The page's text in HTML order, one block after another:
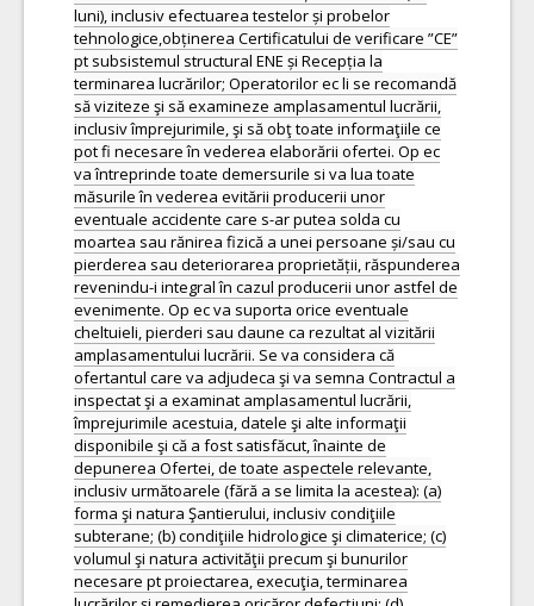
luni), inclusiv efectuarea testelor și probelor
tehnologice,obținerea Certificatului de verificare ”CE”
pt subsistemul structural ENE și Recepția la
terminarea lucrărilor; Operatorilor ec li se recomandă
să viziteze şi să examineze amplasamentul lucrării,
inclusiv împrejurimile, şi să obţ toate informaţiile ce
pot fi necesare în vederea elaborării ofertei. Op ec
va întreprinde toate demersurile si va lua toate
măsurile în vederea evitării producerii unor
eventuale accidente care s-ar putea solda cu
moartea sau rănirea fizică a unei persoane și/sau cu
pierderea sau deteriorarea proprietății, răspunderea
revenindu-i integral în cazul producerii unor astfel de
evenimente. Op ec va suporta orice eventuale
cheltuieli, pierderi sau daune ca rezultat al vizitării
amplasamentului lucrării. Se va considera că
ofertantul care va adjudeca şi va semna Contractul a
inspectat şi a examinat amplasamentul lucrării,
împrejurimile acestuia, datele şi alte informaţii
disponibile şi că a fost satisfăcut, înainte de
depunerea Ofertei, de toate aspectele relevante,
inclusiv următoarele (fără a se limita la acestea): (a)
forma şi natura Şantierului, inclusiv condiţiile
subterane; (b) condiţiile hidrologice şi climaterice; (c)
volumul şi natura activităţii precum şi bunurilor
necesare pt proiectarea, execuţia, terminarea